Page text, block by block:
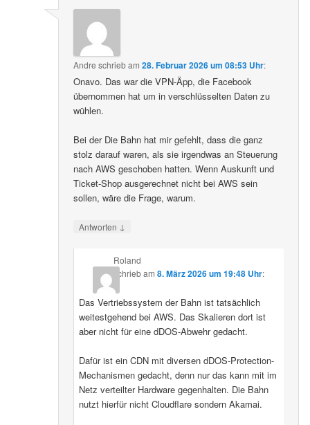
Andre schriebam28. Februar 2026 um 08:53 Uhr:
Onavo. Das war die VPN-Äpp, die Facebook
übernommen hat um in verschlüsselten Daten zu
wühlen.
Bei der Die Bahn hat mir gefehlt, dass die ganz
stolz darauf waren, als sie irgendwas an Steuerung
nach AWS geschoben hatten. Wenn Auskunft und
Ticket-Shop ausgerechnet nicht bei AWS sein
sollen, wäre die Frage, warum.
Antworten ↓
Roland
schriebam 8. März 2026 um 19:48 Uhr:
Das Vertriebssystem der Bahn ist tatsächlich
weitestgehend bei AWS. Das Skalieren dort ist
aber nicht für eine dDOS-Abwehr gedacht.
Dafür ist ein CDN mit diversen dDOS-Protection-
Mechanismen gedacht, denn nur das kann mit im
Netz verteilter Hardware gegenhalten. Die Bahn
nutzt hierfür nicht Cloudflare sondern Akamai.